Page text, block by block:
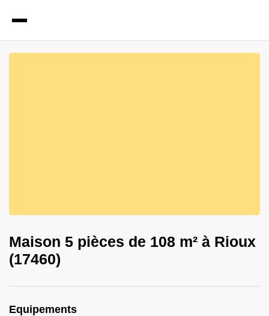
Maison 5 pièces de 108 m² à Rioux
(17460)
Equipements